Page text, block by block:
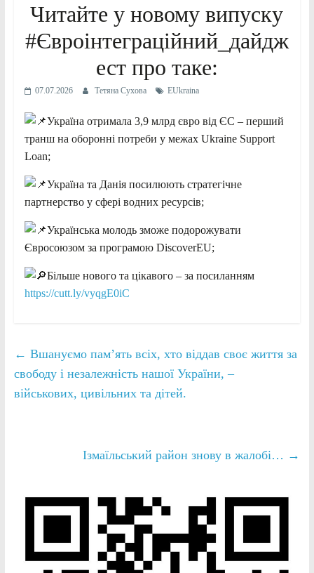
Читайте у новому випуску
#Євроінтеграційний_дайдж
ест про таке:
07.07.2026 Тетяна Сухова EUkraina
Україна отримала 3,9 млрд євро від ЄС – перший
транш на оборонні потреби у межах Ukraine Support
Loan;
Україна та Данія посилюють стратегічне
партнерство у сфері водних ресурсів;
Українська молодь зможе подорожувати
Євроcоюзом за програмою DiscoverEU;
Більше нового та цікавого – за посиланням
https://cutt.ly/vyqgE0iC
← Вшануємо памʼять всіх, хто віддав своє життя за
свободу і незалежність нашої України, –
військових, цивільних та дітей.
Ізмаїльський район знову в жалобі… →